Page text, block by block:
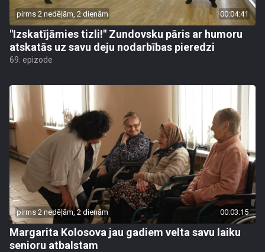
pirms 2 nedēļām, 2 dienām 00:04:41
"Izskatījāmies tizli!" Zundovsku pāris ar humoru
atskatās uz savu deju nodarbības pieredzi
69. epizode
pirms 2 nedēļām, 2 dienām 00:03:15
Margarita Kolosova jau gadiem velta savu laiku
senioru atbalstam